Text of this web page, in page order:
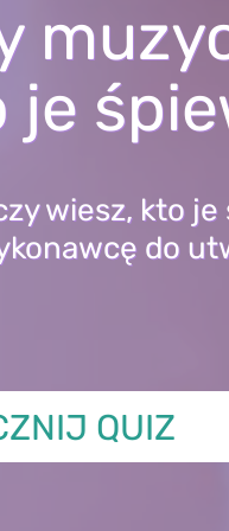
je
wiesz, kto
do
QUIZ